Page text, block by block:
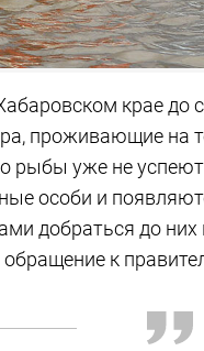
крае до
проживающие на
рыбы уже не
особи и
добраться до них
к